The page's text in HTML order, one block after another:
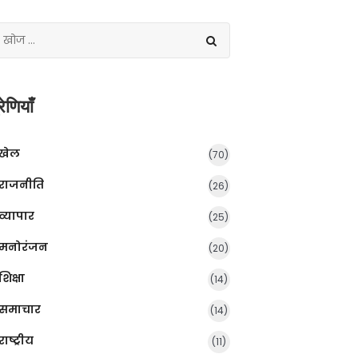
(70)
(26)
(25)
(20)
(14)
(14)
(11)